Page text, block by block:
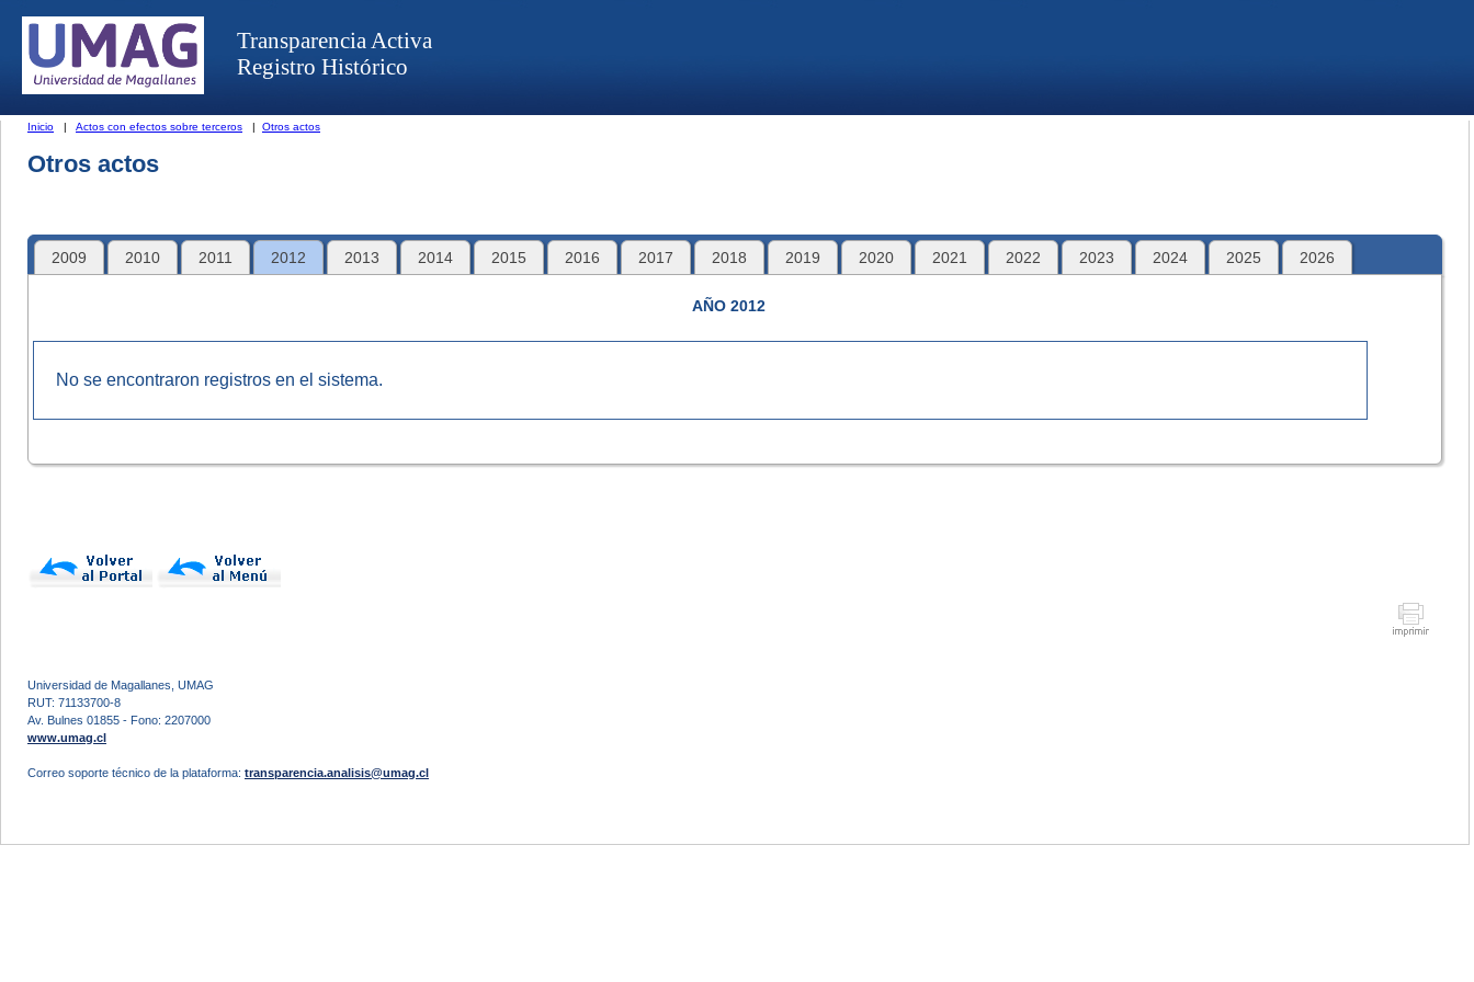
Transparencia Activa
Registro Histórico
Inicio | Actos con efectos sobre terceros | Otros actos
Otros actos
2009 2010 2011 2012 2013 2014 2015 2016 2017 2018 2019 2020 2021 2022 2023 2024 2025 2026
AÑO 2012
No se encontraron registros en el sistema.
Universidad de Magallanes, UMAG
RUT: 71133700-8
Av. Bulnes 01855 - Fono: 2207000
www.umag.cl
Correo soporte técnico de la plataforma: transparencia.analisis@umag.cl